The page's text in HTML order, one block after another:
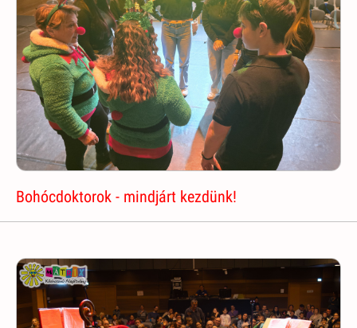
Bohócdoktorok - mindjárt kezdünk!